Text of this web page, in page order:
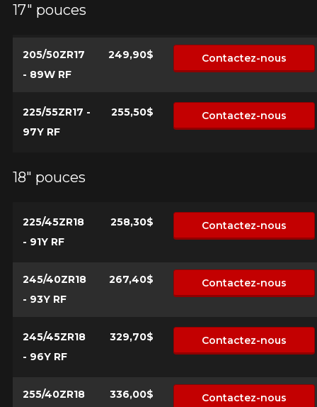
17" pouces
205/50ZR17
- 89W RF
249,90$ Contactez-nous
225/55ZR17 -
97Y RF
255,50$ Contactez-nous
18" pouces
225/45ZR18
- 91Y RF
258,30$ Contactez-nous
245/40ZR18
- 93Y RF
267,40$ Contactez-nous
245/45ZR18
- 96Y RF
329,70$ Contactez-nous
255/40ZR18
336,00$ Contactez-nous